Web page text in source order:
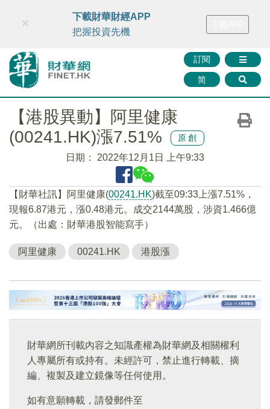
財華智庫網 FINTV FINMETA 財華證券 媒體矩陣
訂閱
简
×
下載財華財經APP
把握投資先機
【港股異動】阿里健康
(00241.HK)漲7.51%
原創
日期： 2022年12月1日 上午9:33
【財華社訊】阿里健康(00241.HK)截至09:33上漲7.51%，
現報6.87港元，漲0.48港元。成交2144萬股，涉資1.466億
元。（出處：財華港股智能寫手）
阿里健康 00241.HK 港股漲
財華網所刊載內容之知識產權為財華網及相關權利
人專屬所有或持有。未經許可，禁止進行轉載、摘
編、複製及建立鏡像等任何使用。
如有意願轉載，請發郵件至